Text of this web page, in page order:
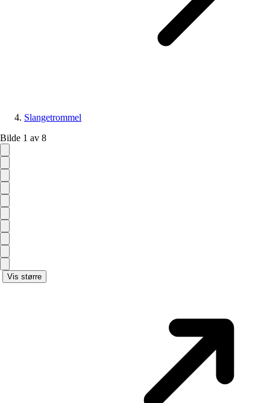
Slangetrommel
Bilde 1 av 8
Vis større